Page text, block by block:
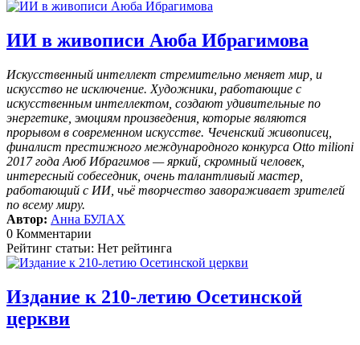
ИИ в живописи Аюба Ибрагимова
Искусственный интеллект стремительно меняет мир, и
искусство не исключение. Художники, работающие с
искусственным интеллектом, создают удивительные по
энергетике, эмоциям произведения, которые являются
прорывом в современном искусстве. Чеченский живописец,
финалист престижного международного конкурса Otto milioni
2017 года Аюб Ибрагимов — яркий, скромный человек,
интересный собеседник, очень талантливый мастер,
работающий с ИИ, чьё творчество завораживает зрителей
по всему миру.
Автор: Анна БУЛАХ
0 Комментарии
Рейтинг статьи: Нет рейтинга
Издание к 210-летию Осетинской
церкви